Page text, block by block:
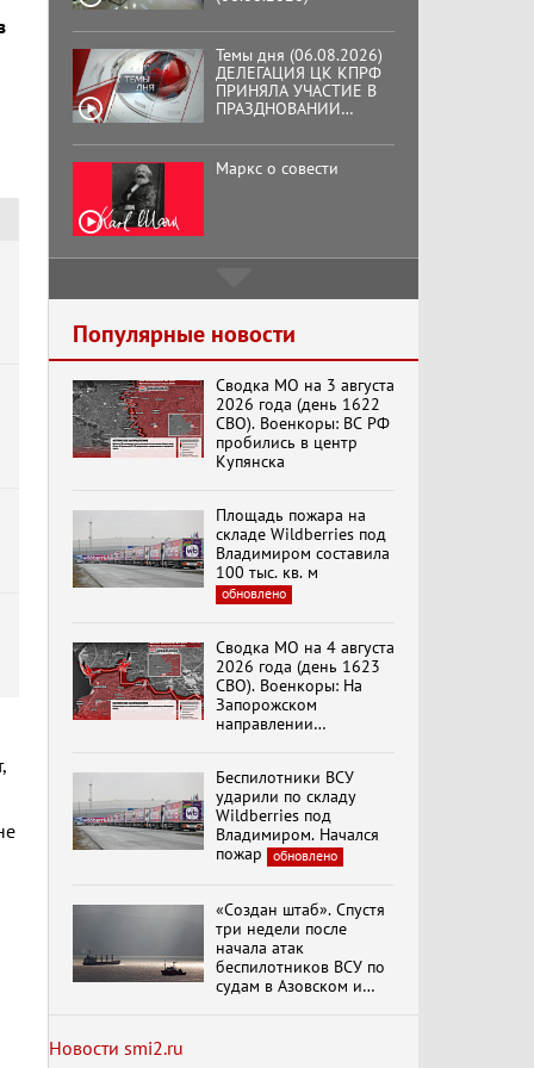
ВОСЕМЬДЕСЯТ
ТРЕТЬЕЙ ГОДОВЩИНЫ
ОСВОБОЖДЕНИЯ ОРЛА
ОТ НЕМЕЦКО-
ФАШИСТСКИХ
ЗАХВАТЧИКОВ.
Маркс о совести
Хук слева:
(11.06.2026)
Бренды Советской
эпохи "Гжель"
Специальный репортаж
«Изменимся или
вымрем»
К ГРАЖДАНАМ
РОССИИ! Обращение
Г.А. Зюганова,
Председателя ЦК
КПРФ Руководителя
фракции КПРФ в
фильм "Империализм и
террор"
Бить смелее!
А.Матвийчук, К.Сивков
(06.08.2026)
Темы дня (06.08.2026)
ДЕЛЕГАЦИЯ ЦК КПРФ
Популярные новости
Сводка МО на 3 августа
2026 года (день 1622
СВО). Военкоры: ВС РФ
пробились в центр
Купянска
Площадь пожара на
складе Wildberries под
Владимиром составила
100 тыс. кв. м
обновлено
Сводка МО на 4 августа
2026 года (день 1623
СВО). Военкоры: На
Запорожском
направлении
Степногорска
Беспилотники ВСУ
ударили по складу
Wildberries под
Владимиром. Начался
пожар
обновлено
«Создан штаб». Спустя
три недели после
начала атак
беспилотников ВСУ по
судам в Азовском и
Новости smi2.ru